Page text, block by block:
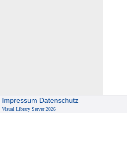
Impressum Datenschutz
Visual Library Server 2026